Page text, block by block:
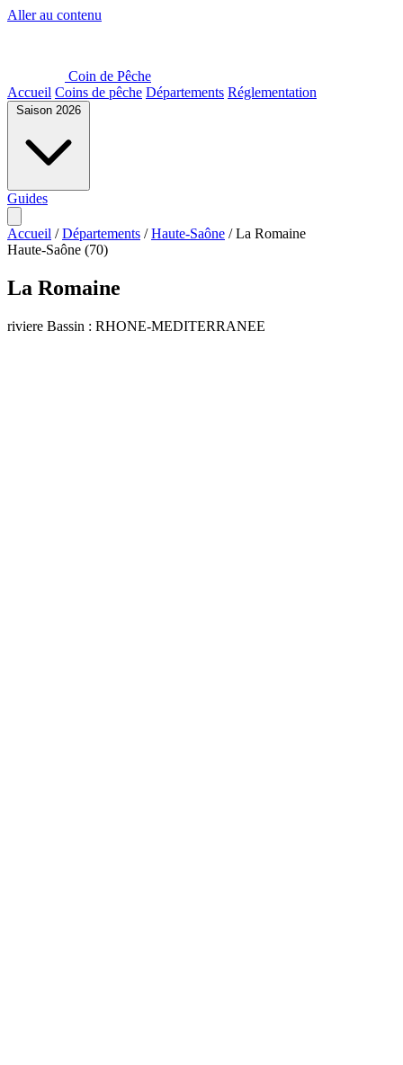
Aller au contenu
Coin de Pêche
Accueil Coins de pêche Départements Réglementation
Saison 2026
Guides
Accueil / Départements / Haute-Saône / La Romaine
Haute-Saône (70)
La Romaine
riviere Bassin : RHONE-MEDITERRANEE